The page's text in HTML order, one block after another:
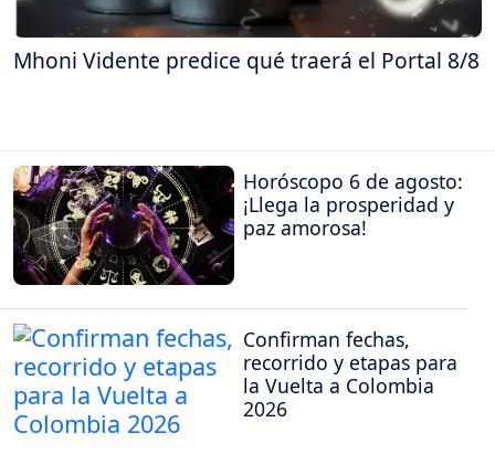
Mhoni Vidente predice qué traerá el Portal 8/8
Horóscopo 6 de agosto:
¡Llega la prosperidad y
paz amorosa!
Confirman fechas,
recorrido y etapas para
la Vuelta a Colombia
2026